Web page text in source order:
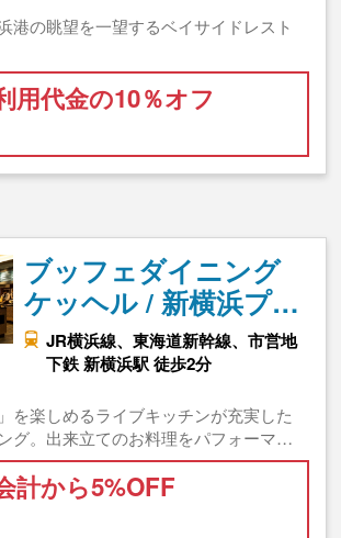
港の眺望を一望するベイサイドレスト
用代金の10％オフ
ブッフェダイニング
ケッヘル / 新横浜プ…
JR横浜線、東海道新幹線、市営地
下鉄 新横浜駅 徒歩2分
を楽しめるライブキッチンが充実した
グ。出来立てのお料理をパフォーマ…
計から5%OFF